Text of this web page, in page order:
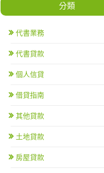
分類
代書業務
代書貸款
個人信貸
借貸指南
其他貸款
土地貸款
房屋貸款